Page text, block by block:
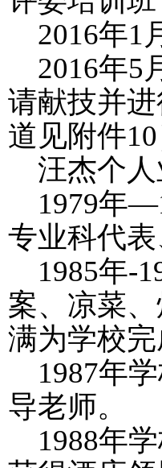
2016年1
2016年5
请献技并
道见附件10
汪杰个
1979年—
专业科代表
1985年-
案、凉菜
满为学校完
1987年
导老师。
1988年